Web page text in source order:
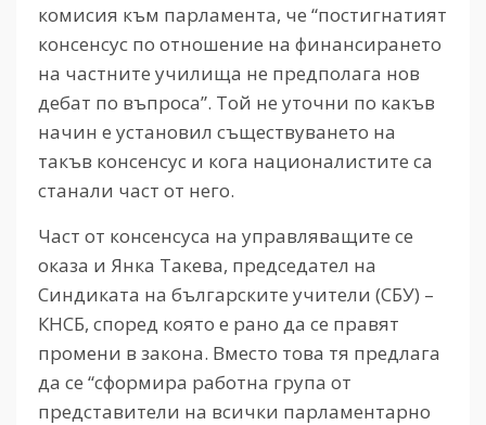
комисия към парламента, че “постигнатият
консенсус по отношение на финансирането
на частните училища не предполага нов
дебат по въпроса”. Той не уточни по какъв
начин е установил съществуването на
такъв консенсус и кога националистите са
станали част от него.
Част от консенсуса на управляващите се
оказа и Янка Такева, председател на
Синдиката на българските учители (СБУ) –
КНСБ, според която е рано да се правят
промени в закона. Вместо това тя предлага
да се “сформира работна група от
представители на всички парламентарно